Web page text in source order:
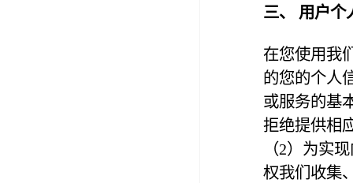
三、 用户个
在您使用我
的您的个人
或服务的基
拒绝提供相
（2）为实
权我们收集